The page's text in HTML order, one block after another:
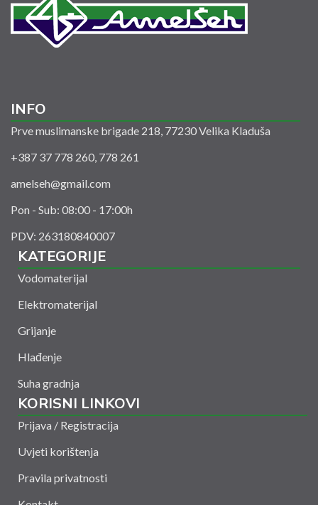
INFO
Prve muslimanske brigade 218, 77230 Velika Kladuša
+387 37 778 260, 778 261
amelseh@gmail.com
Pon - Sub: 08:00 - 17:00h
PDV: 263180840007
KATEGORIJE
Vodomaterijal
Elektromaterijal
Grijanje
Hlađenje
Suha gradnja
KORISNI LINKOVI
Prijava / Registracija
Uvjeti korištenja
Pravila privatnosti